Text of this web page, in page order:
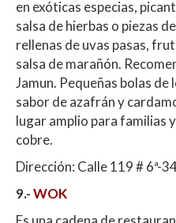
en exóticas especias,
salsa de hierbas o piezas
rellenas de uvas pasas,
salsa de marañón.
Jamun. Pequeñas bolas de
sabor de azafrán y
lugar amplio para familias
cobre.
Dirección: Calle 119 # 6ª-
9.-WOK